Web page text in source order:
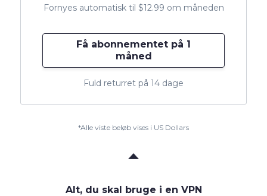
Fornyes automatisk til $12.99 om måneden
Få abonnementet på 1
måned
Fuld returret på 14 dage
*Alle viste beløb vises i US Dollars
Alt, du skal bruge i en VPN